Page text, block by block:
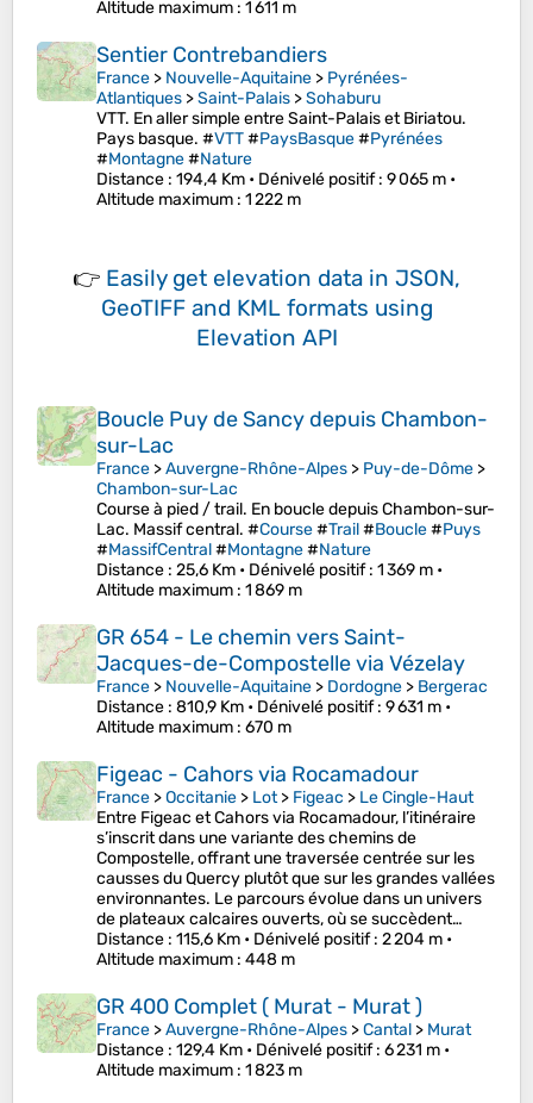
Altitude maximum : 1 611 m
Sentier Contrebandiers
France > Nouvelle-Aquitaine > Pyrénées-
Atlantiques >Saint-Palais >Sohaburu
VTT. En aller simple entre Saint-Palais et Biriatou.
Pays basque. #VTT#PaysBasque#Pyrénées
#Montagne#Nature
Distance : 194,4 Km • Dénivelé positif: 9 065 m •
Altitude maximum : 1 222 m
👉 Easily get elevation data in JSON,
GeoTIFF and KML formats using
Elevation API
Boucle Puy de Sancy depuis Chambon-
sur-Lac
France >Auvergne-Rhône-Alpes > Puy-de-Dôme >
Chambon-sur-Lac
Course à pied / trail. En boucle depuis Chambon-sur-
Lac. Massif central. #Course#Trail#Boucle#Puys
#MassifCentral#Montagne#Nature
Distance : 25,6 Km • Dénivelé positif: 1 369 m •
Altitude maximum : 1 869 m
GR 654 - Le chemin vers Saint-
Jacques-de-Compostelle via Vézelay
France > Nouvelle-Aquitaine > Dordogne > Bergerac
Distance : 810,9 Km • Dénivelé positif: 9 631 m •
Altitude maximum : 670 m
Figeac - Cahors via Rocamadour
France >Occitanie > Lot> Figeac > Le Cingle-Haut
Entre Figeac et Cahors via Rocamadour, l’itinéraire
s’inscrit dans une variante des chemins de
Compostelle, offrant une traversée centrée sur les
causses du Quercy plutôt que sur les grandes vallées
environnantes. Le parcours évolue dans un univers
de plateaux calcaires ouverts, où se succèdent…
Distance : 115,6 Km • Dénivelé positif: 2 204 m •
Altitude maximum : 448 m
GR 400 Complet ( Murat - Murat )
France >Auvergne-Rhône-Alpes >Cantal > Murat
Distance : 129,4 Km • Dénivelé positif: 6 231 m •
Altitude maximum : 1 823 m